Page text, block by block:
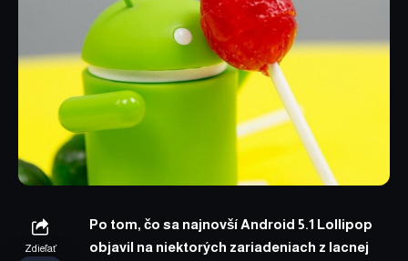
Zdieľať
Po tom, čo sa najnovší Android 5.1 Lollipop
objavil na niektorých zariadeniach z lacnej